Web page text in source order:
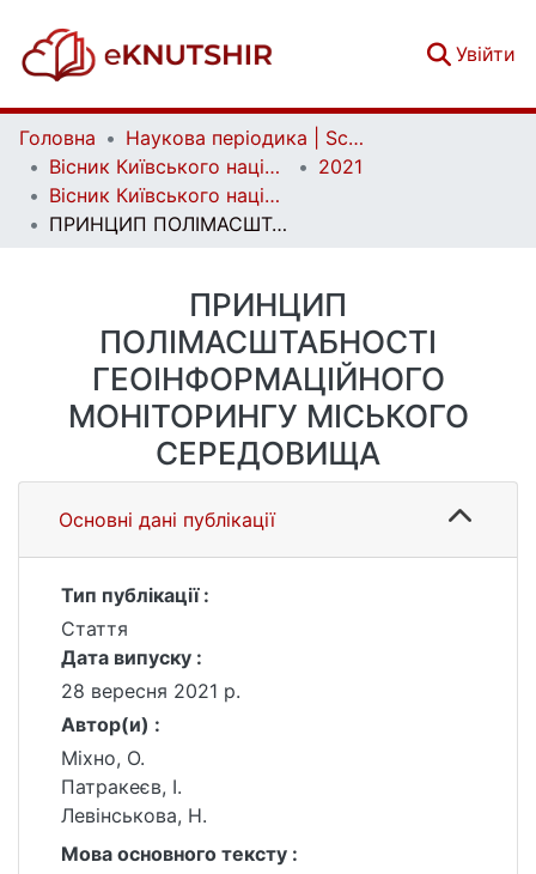
Увійти
Головна
Наукова періодика | Scientific periodicals
Вісник Київського національного університету імені Тараса Шевченка. Військово-спеціальні науки | Bulletin of Taras Shevchenko National University of Kyiv. Military-special sciences
2021
Вісник Київського національного університету імені Тараса Шевченка. Військово-спеціальні науки. Вип. 3 (47)
ПРИНЦИП ПОЛІМАСШТАБНОСТІ ГЕОІНФОРМАЦІЙНОГО МОНІТОРИНГУ МІСЬКОГО СЕРЕДОВИЩА
ПРИНЦИП
ПОЛІМАСШТАБНОСТІ
ГЕОІНФОРМАЦІЙНОГО
МОНІТОРИНГУ МІСЬКОГО
СЕРЕДОВИЩА
Основні дані публікації
Тип публікації :
Стаття
Дата випуску :
28 вересня 2021 р.
Автор(и) :
Міхно, О.
Патракеєв, І.
Левінськова, Н.
Мова основного тексту :